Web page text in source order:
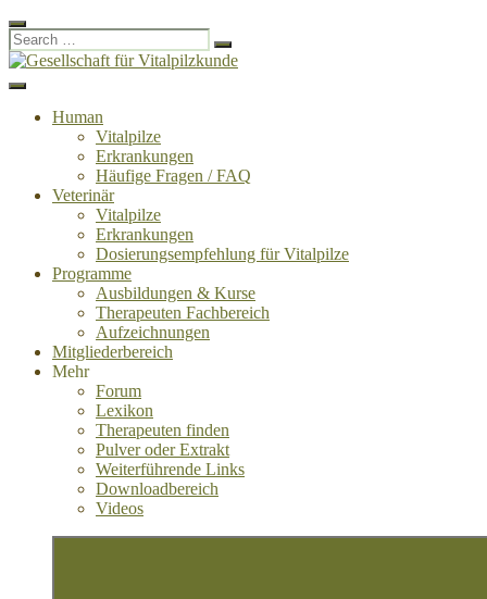
Close
Search
Search
for:
Search
Skip
to
Menu
Human
Vitalpilze
Erkrankungen
Häufige Fragen / FAQ
Veterinär
Vitalpilze
Erkrankungen
Dosierungsempfehlung für Vitalpilze
Programme
Ausbildungen & Kurse
Therapeuten Fachbereich
Aufzeichnungen
Mitglieder­bereich
Mehr
Forum
Lexikon
Therapeuten finden
Pulver oder Extrakt
Weiterführende Links
Downloadbereich
Videos